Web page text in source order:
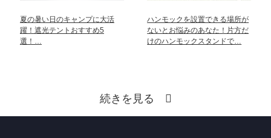
夏の暑い日のキャンプに大活
躍！遮光テントおすすめ5
選！…
ハンモックを設置できる場所が
ないとお悩みのあなた！片方だ
けのハンモックスタンドで…
続きを見る